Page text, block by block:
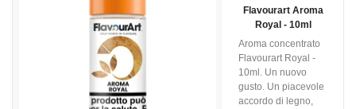
Flavourart Aroma
Royal - 10ml
Aroma concentrato
Flavourart Royal -
10ml. Un nuovo
gusto. Un piacevole
accordo di legno,